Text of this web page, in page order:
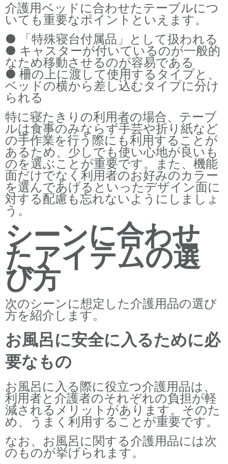
介護用ベッドに合わせたテーブルにつ
いても重要なポイントといえます。
● 「特殊寝台付属品」として扱われる
● キャスターが付いているのが一般的
なため移動させるのが容易である
● 柵の上に渡して使用するタイプと、
ベッドの横から差し込むタイプに分け
られる
特に寝たきりの利用者の場合、テーブ
ルは食事のみならず手芸や折り紙など
の手作業を行う際にも利用することが
あるため、少しでも使い心地が良いも
のを選ぶことが重要です。また、機能
面だけでなく利用者のお好みのカラー
を選んであげるといったデザイン面に
対する配慮も忘れないようにしましょ
う。
シーンに合わせ
たアイテムの選
び方
次のシーンに想定した介護用品の選び
方を紹介します。
お風呂に安全に入るために必
要なもの
お風呂に入る際に役立つ介護用品は、
利用者と介護者のそれぞれの負担が軽
減されるメリットがあります。そのた
め、うまく利用することが重要です。
なお、お風呂に関する介護用品には次
のものが挙げられます。